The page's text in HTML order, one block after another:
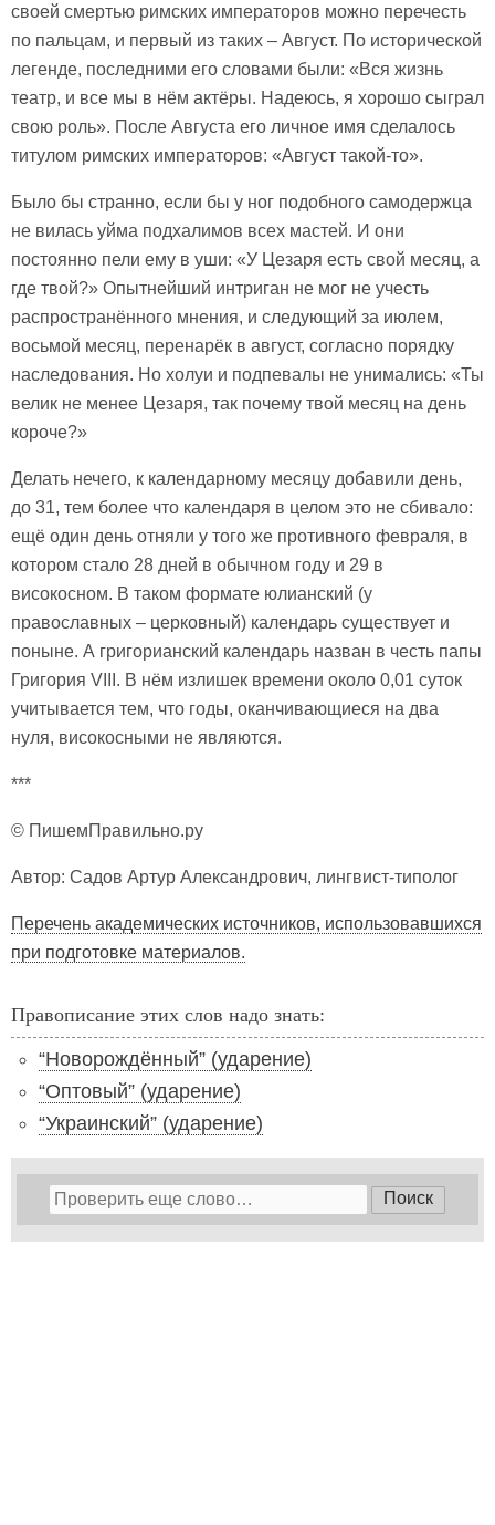
своей смертью римских императоров можно перечесть
по пальцам, и первый из таких – Август. По исторической
легенде, последними его словами были: «Вся жизнь
театр, и все мы в нём актёры. Надеюсь, я хорошо сыграл
свою роль». После Августа его личное имя сделалось
титулом римских императоров: «Август такой-то».
Было бы странно, если бы у ног подобного самодержца
не вилась уйма подхалимов всех мастей. И они
постоянно пели ему в уши: «У Цезаря есть свой месяц, а
где твой?» Опытнейший интриган не мог не учесть
распространённого мнения, и следующий за июлем,
восьмой месяц, перенарёк в август, согласно порядку
наследования. Но холуи и подпевалы не унимались: «Ты
велик не менее Цезаря, так почему твой месяц на день
короче?»
Делать нечего, к календарному месяцу добавили день,
до 31, тем более что календаря в целом это не сбивало:
ещё один день отняли у того же противного февраля, в
котором стало 28 дней в обычном году и 29 в
високосном. В таком формате юлианский (у
православных – церковный) календарь существует и
поныне. А григорианский календарь назван в честь папы
Григория VIII. В нём излишек времени около 0,01 суток
учитывается тем, что годы, оканчивающиеся на два
нуля, високосными не являются.
***
© ПишемПравильно.ру
Автор: Садов Артур Александрович, лингвист-типолог
Перечень академических источников, использовавшихся
при подготовке материалов.
Правописание этих слов надо знать:
“Новорождённый” (ударение)
“Оптовый” (ударение)
“Украинский” (ударение)